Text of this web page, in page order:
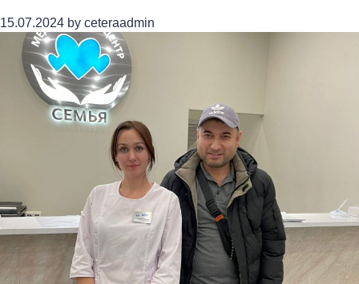
15.07.2024 by ceteraadmin